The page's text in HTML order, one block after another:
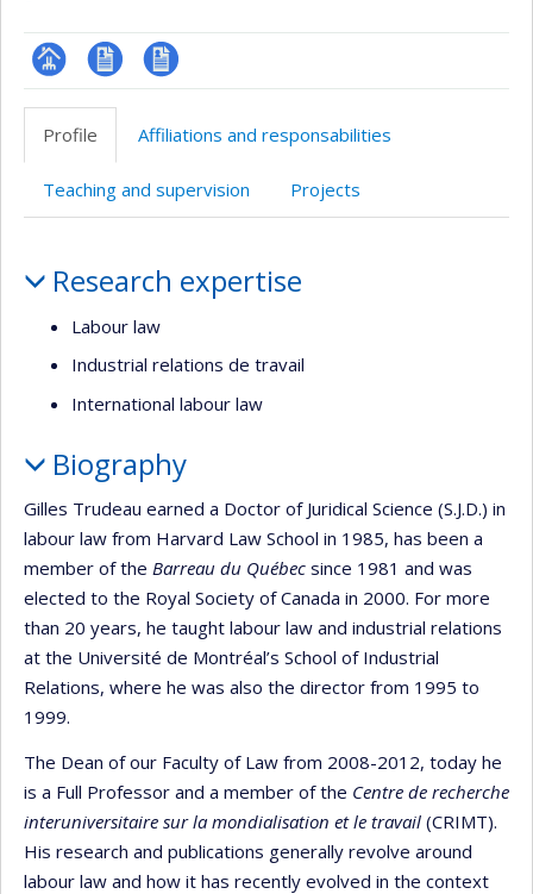
Page
professionnelle
CV
CV
en
Profile Affiliations and responsabilities
Teaching and supervision Projects
Research expertise
Labour law
Industrial relations de travail
International labour law
Biography
Gilles Trudeau earned a Doctor of Juridical Science (S.J.D.) in
labour law from Harvard Law School in 1985, has been a
member of the Barreau du Québec since 1981 and was
elected to the Royal Society of Canada in 2000. For more
than 20 years, he taught labour law and industrial relations
at the Université de Montréal’s School of Industrial
Relations, where he was also the director from 1995 to
1999.
The Dean of our Faculty of Law from 2008-2012, today he
is a Full Professor and a member of the Centre de recherche
interuniversitaire sur la mondialisation et le travail (CRIMT).
His research and publications generally revolve around
labour law and how it has recently evolved in the context